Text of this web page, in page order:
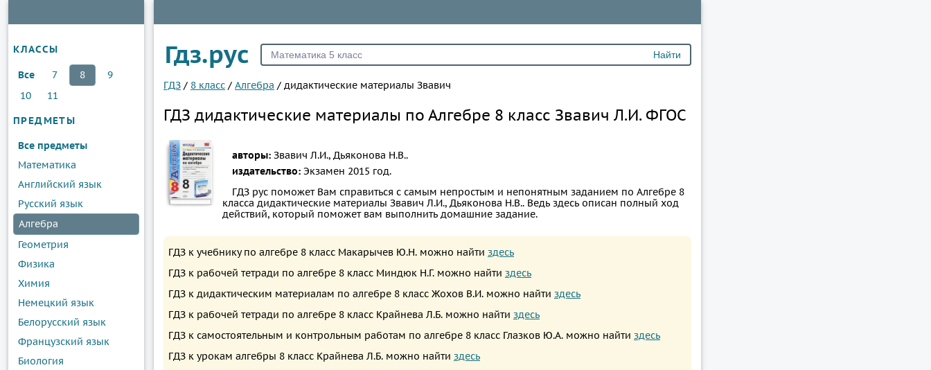
КЛАССЫ
Все 7 8
9
10
11
ПРЕДМЕТЫ
Все предметы
Математика
Английский язык
Русский язык
Алгебра
Геометрия
Физика
Химия
Немецкий язык
Белорусский язык
Французский язык
Биология
Гдз.рус
ГДЗ / 8 класс / Алгебра / дидактические материалы Звавич
ГДЗ дидактические материалы по Алгебре 8 класс Звавич Л.И. ФГОС
авторы: Звавич Л.И., Дьяконова Н.В..
издательство: Экзамен 2015 год.
ГДЗ рус поможет Вам справиться с самым непростым и непонятным заданием по Алгебре 8
класса дидактические материалы Звавич Л.И., Дьяконова Н.В.. Ведь здесь описан полный ход
действий, который поможет вам выполнить домашние задание.
ГДЗ к учебнику по алгебре 8 класс Макарычев Ю.Н. можно найти здесь
ГДЗ к рабочей тетради по алгебре 8 класс Миндюк Н.Г. можно найти здесь
ГДЗ к дидактическим материалам по алгебре 8 класс Жохов В.И. можно найти здесь
ГДЗ к рабочей тетради по алгебре 8 класс Крайнева Л.Б. можно найти здесь
ГДЗ к самостоятельным и контрольным работам по алгебре 8 класс Глазков Ю.А. можно найти здесь
ГДЗ к урокам алгебры 8 класс Крайнева Л.Б. можно найти здесь